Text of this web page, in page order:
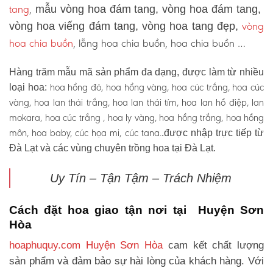
tang, mẫu vòng hoa đám tang, vòng hoa đám tang,
vòng hoa viếng đám tang, vòng hoa tang đẹp, vòng
hoa chia buồn, lẵng hoa chia buồn, hoa chia buồn …
Hàng trăm mẫu mã sản phẩm đa dạng, được làm từ nhiều
loại hoa: hoa hồng đỏ, hoa hồng vàng, hoa cúc trắng, hoa cúc
vàng, hoa lan thái trắng, hoa lan thái tím, hoa lan hồ điệp, lan
mokara, hoa cúc trắng , hoa ly vàng, hoa hồng trắng, hoa hồng
môn, hoa baby, cúc họa mi, cúc tana..được nhập trực tiếp từ
Đà Lạt và các vùng chuyên trồng hoa tại Đà Lạt.
Uy Tín – Tận Tậm – Trách Nhiệm
Cách đặt hoa giao tận nơi tại Huyện Sơn
Hòa
hoaphuquy.com Huyện Sơn Hòacam kết chất lượng
sản phẩm và đảm bảo sự hài lòng của khách hàng. Với